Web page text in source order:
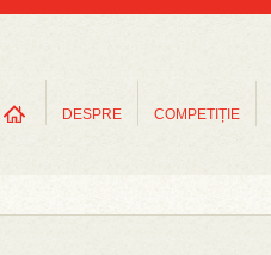
DESPRE COMPETIȚIE